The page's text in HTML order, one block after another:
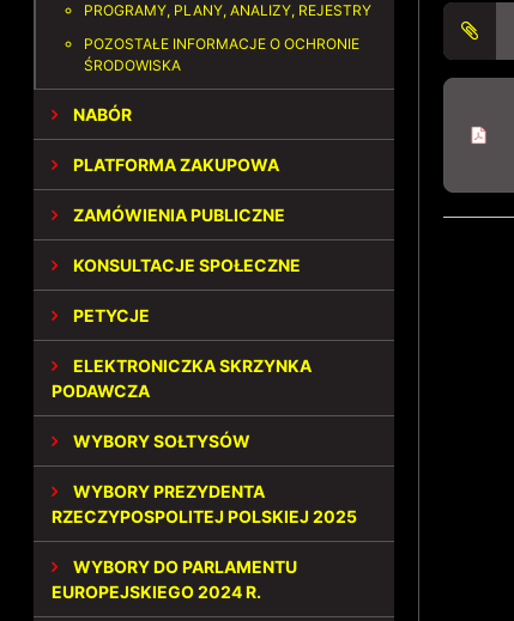
PROGRAMY, PLANY, ANALIZY, REJESTRY
POZOSTAŁE INFORMACJE O OCHRONIE
ŚRODOWISKA
NABÓR
PLATFORMA ZAKUPOWA
ZAMÓWIENIA PUBLICZNE
KONSULTACJE SPOŁECZNE
PETYCJE
ELEKTRONICZKA SKRZYNKA
PODAWCZA
WYBORY SOŁTYSÓW
WYBORY PREZYDENTA
RZECZYPOSPOLITEJ POLSKIEJ 2025
WYBORY DO PARLAMENTU
EUROPEJSKIEGO 2024 R.